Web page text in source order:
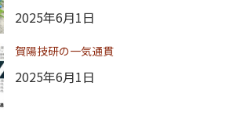
2025年6月1日
賀陽技研の一気通貫
2025年6月1日